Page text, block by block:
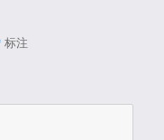
标注